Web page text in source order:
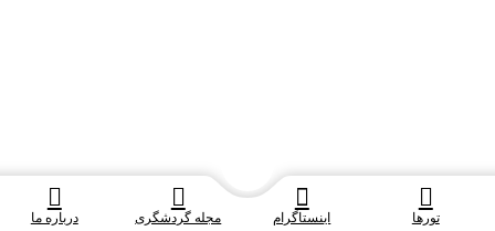
تورها اینستاگرام مجله گردشگری درباره ما